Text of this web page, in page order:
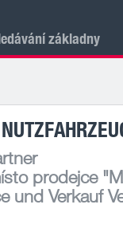
základny
prodejce
und Verkauf